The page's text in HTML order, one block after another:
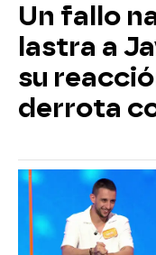
Un fallo
lastra a
su
derrota